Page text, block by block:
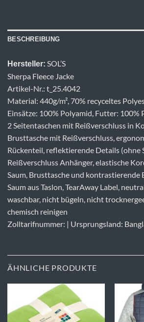
BESCHREIBUNG
Hersteller: SOL’S
Sherpa Fleece Jacke
Artikel-Nr.: t_25.4042
Material: 440g/m², 70% recyceltes
Einsätze: 100% Polyamid, Futter: 100%
2 Seitentaschen mit Reißverschluss in
Brusttasche mit Reißverschluss,
Rückenteil, reflektierende Details (ohne
Reißverschluss Anhänger, elastische
Saum, Brusttasche und kontrastierende
Saum aus Taslon, TearAway Label,
waschbar, nicht bügeln, nicht
chemisch reinigen
Zolltarifnummer: | Ursprungsland:
ÄHNLICHE PRODUKTE